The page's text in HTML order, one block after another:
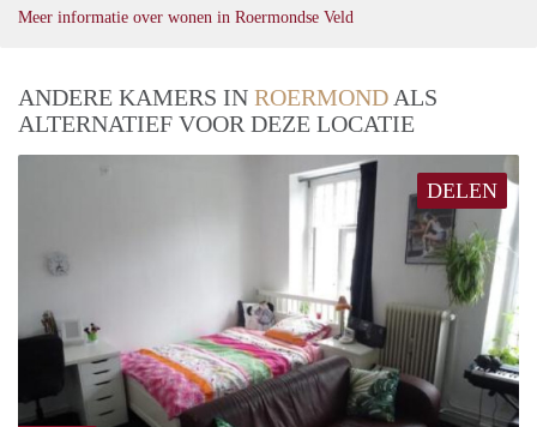
Meer informatie over wonen in Roermondse Veld
ANDERE KAMERS IN ROERMOND ALS
ALTERNATIEF VOOR DEZE LOCATIE
DELEN